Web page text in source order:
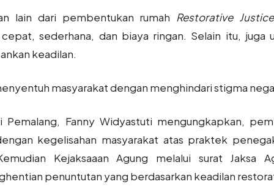
lain dari pembentukan rumah Restorative Justice
sederhana, dan biaya ringan. Selain itu, juga
keadilan.
masyarakat dengan menghindari stigma
Pemalang, Fanny Widyastuti mengungkapkan,
kegelisahan masyarakat atas praktek
Kejaksaaan Agung melalui surat Jaksa
penuntutan yang berdasarkan keadilan